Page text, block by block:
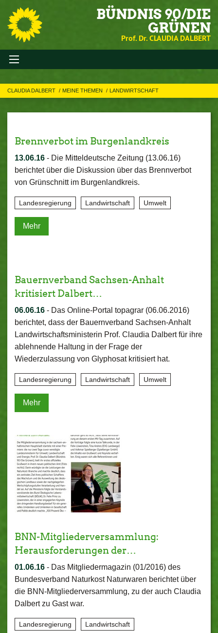
BÜNDNIS 90/DIE
GRÜNEN
Prof. Dr. CLAUDIA DALBERT
CLAUDIA DALBERT MEINE THEMEN LANDWIRTSCHAFT
Brennverbot im Burgenlandkreis
13.06.16 - Die Mitteldeutsche Zeitung (13.06.16)
berichtet über die Diskussion über das Brennverbot
von Grünschnitt im Burgenlandkreis.
Landesregierung Landwirtschaft Umwelt
Mehr
Bauernverband Sachsen-Anhalt
kritisiert Dalbert…
06.06.16 - Das Online-Portal topagrar (06.06.2016)
berichtet, dass der Bauernverband Sachsen-Anhalt
Landwirtschaftsministerin Prof. Claudia Dalbert für ihre
ablehnende Haltung in der Frage der
Wiederzulassung von Glyphosat kritisiert hat.
Landesregierung Landwirtschaft Umwelt
Mehr
BNN-Mitgliederversammlung:
Herausforderungen der…
01.06.16 - Das Mitgliedermagazin (01/2016) des
Bundesverband Naturkost Naturwaren berichtet über
die BNN-Mitgliederversammlung, zu der auch Claudia
Dalbert zu Gast war.
Landesregierung Landwirtschaft